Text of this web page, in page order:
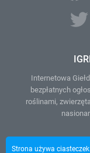
Strona używa
Internetowa
bezpłatnych
roślinami,